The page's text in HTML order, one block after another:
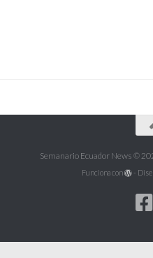
Semanario Ecuador News ©
Funciona con -